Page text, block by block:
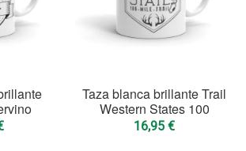
Taza blanca brillante Trail
Western States 100
16,95 €